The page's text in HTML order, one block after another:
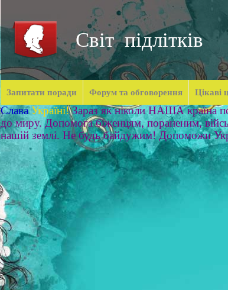
Світ підлітків
Запитати поради Форум та обговорення Цікаві
Слава Україні! Зараз як ніколи НАША країна
до миру. Допомога біженцям, пораненим,
нашій землі. Не будь байдужим! Допоможи